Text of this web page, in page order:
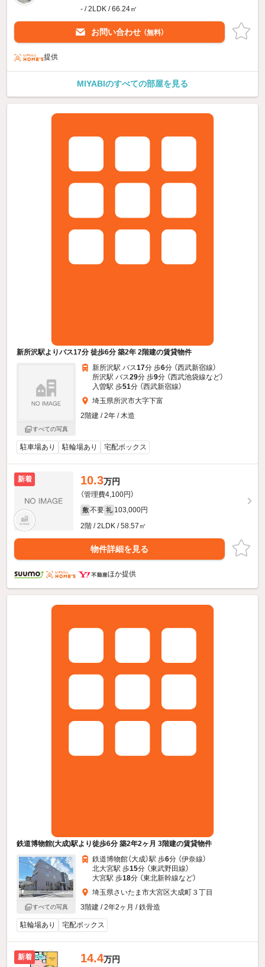
- / 2LDK / 66.24㎡
お問い合わせ （無料）
提供
MIYABIのすべての部屋を見る
新所沢駅よりバス17分 徒歩6分 築2年 2階建の賃貸物件
すべての写真
新所沢駅 バス17分 歩6分 （西武新宿線）
所沢駅 バス29分 歩9分 （西武池袋線など）
入曽駅 歩51分 （西武新宿線）
埼玉県所沢市大字下富
2階建 / 2年 / 木造
駐車場あり 駐輪場あり 宅配ボックス
新着 10.3万円
（管理費4,100円）
敷 不要 礼 103,000円
2階 / 2LDK / 58.57㎡
物件詳細を見る
ほか提供
鉄道博物館(大成)駅より徒歩6分 築2年2ヶ月 3階建の賃貸物件
すべての写真
鉄道博物館（大成）駅 歩6分 （伊奈線）
北大宮駅 歩15分 （東武野田線）
大宮駅 歩18分 （東北新幹線など）
埼玉県さいたま市大宮区大成町３丁目
3階建 / 2年2ヶ月 / 鉄骨造
駐輪場あり 宅配ボックス
新着 14.4万円